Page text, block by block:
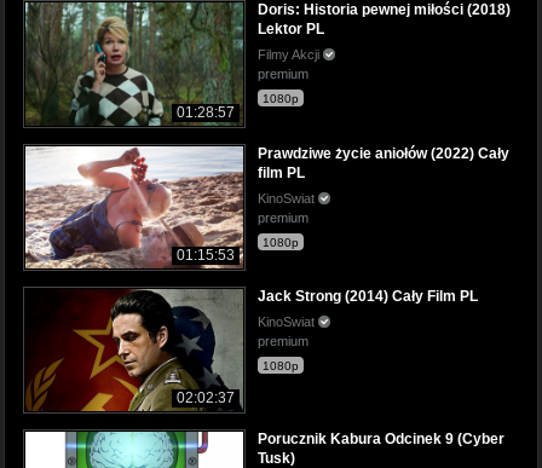
01:28:57
Doris: Historia pewnej miłości (2018)
Lektor PL
Filmy Akcji
premium
1080p
01:15:53
Prawdziwe życie aniołów (2022) Cały
film PL
KinoSwiat
premium
1080p
02:02:37
Jack Strong (2014) Cały Film PL
KinoSwiat
premium
1080p
Porucznik Kabura Odcinek 9 (Cyber
Tusk)